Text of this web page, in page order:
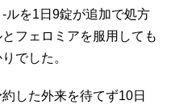
ルを1日9錠が追加で処方
フェロミアを服用しても
でした。
した外来を待てず10日